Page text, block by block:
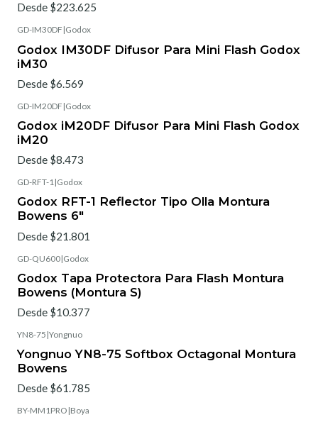
Desde $223.625
GD-IM30DF |Godox
Godox IM30DF Difusor Para Mini Flash Godox
iM30
Desde $6.569
GD-IM20DF |Godox
Godox iM20DF Difusor Para Mini Flash Godox
iM20
Desde $8.473
GD-RFT-1|Godox
Godox RFT-1 Reflector Tipo Olla Montura
Bowens 6"
Desde $21.801
GD-QU600|Godox
Godox Tapa Protectora Para Flash Montura
Bowens (Montura S)
Desde $10.377
YN8-75 |Yongnuo
Yongnuo YN8-75 Softbox Octagonal Montura
Bowens
Desde $61.785
BY-MM1PRO |Boya